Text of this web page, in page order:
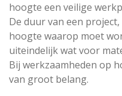
hoogte een veilige
De duur van een
hoogte waarop moet
uiteindelijk wat voor
Bij werkzaamheden op
van groot belang.